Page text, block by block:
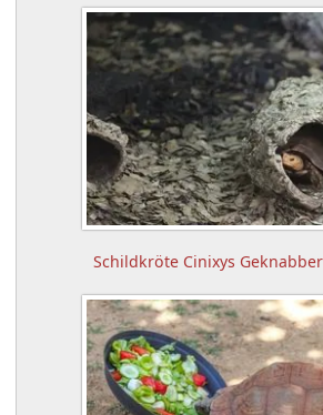
Schildkröte Cinixys